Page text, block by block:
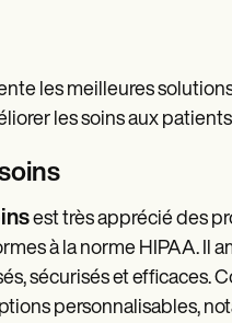
les meilleures
les soins aux
est très apprécié des
à la norme HIPAA. Il
sécurisés et efficaces.
personnalisables,